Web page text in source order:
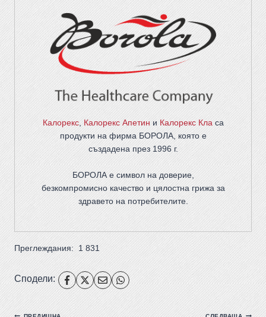
Калорекс, Калорекс Апетин и Калорекс Класа
продукти на фирмаБОРОЛА, която е
създадена през 1996 г.
БОРОЛА е символ на доверие,
безкомпромисно качество и цялостна грижа за
здравето на потребителите.
Преглеждания: 1 831
Сподели: